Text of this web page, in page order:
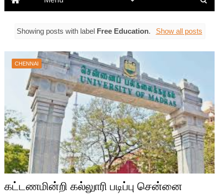
Showing posts with label Free Education. Show all posts
CHENNAI
கட்டணமின்றி கல்லுாரி படிப்பு சென்னை